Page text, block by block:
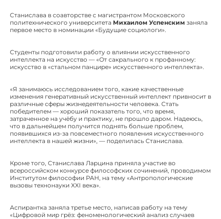
Станислава в соавторстве с магистрантом Московского
политехнического университета Михаилом Успенским заняла
первое место в номинации «Будущие социологи».
Студенты подготовили работу о влиянии искусственного
интеллекта на искусство — «От сакрального к профанному:
искусство в «стальном панцире» искусственного интеллекта».
«Я занимаюсь исследованием того, какие качественные
изменения генеративный искусственный интеллект привносит в
различные сферы жизнедеятельности человека. Стать
победителем — хороший показатель того, что время,
затраченное на учёбу и практику, не прошло даром. Надеюсь,
что в дальнейшем получится поднять больше проблем,
появившихся из-за повсеместного появления искусственного
интеллекта в нашей жизни», — поделилась Станислава.
Кроме того, Станислава Ларцина приняла участие во
всероссийском конкурсе философских сочинений, проводимом
Институтом философии РАН, на тему «Антропологические
вызовы технонауки XXI века».
Аспирантка заняла третье место, написав работу на тему
«Цифровой мир грёз: феноменологический анализ случаев